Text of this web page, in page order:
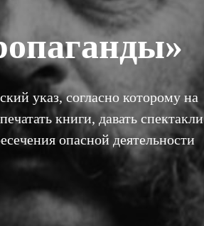
указ, согласно которому на
книги, давать спектакли
опасной деятельности